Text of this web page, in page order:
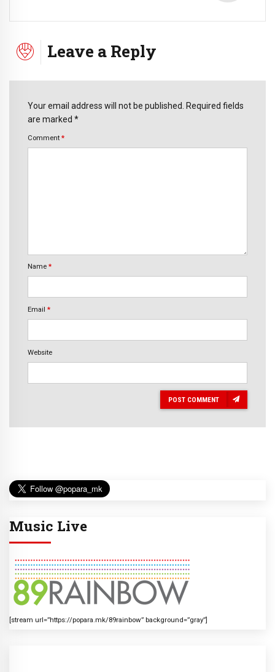
Leave a Reply
Your email address will not be published. Required fields
are marked *
Comment *
Name *
Email *
Website
POST COMMENT
Music Live
[stream url=”https://popara.mk/89rainbow” background=”gray”]